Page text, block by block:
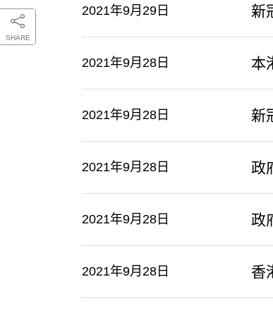
SHARE
2021年9月29日 新
2021年9月28日 本
2021年9月28日 新
2021年9月28日 政
2021年9月28日 政
2021年9月28日 香